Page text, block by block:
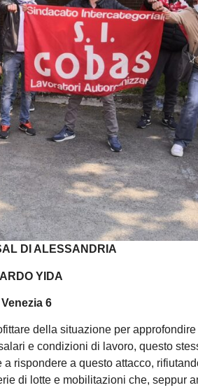
DI ALESSANDRIA
YIDA
6
della situazione per approfondire
e condizioni di lavoro, questo
rispondere a questo attacco,
di lotte e mobilitazioni che, seppur